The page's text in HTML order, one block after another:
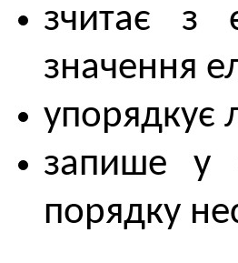
зчитає з
значення
упорядкує
запише у
порядку